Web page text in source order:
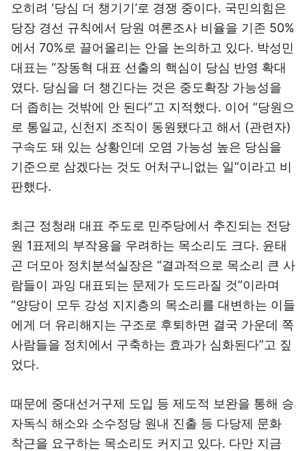
오히려 ‘당심 더 챙기기’로 경쟁 중이다. 국민의힘은
당장 경선 규칙에서 당원 여론조사 비율을 기존 50%
에서 70%로 끌어올리는 안을 논의하고 있다. 박성민
대표는 “장동혁 대표 선출의 핵심이 당심 반영 확대
였다. 당심을 더 챙긴다는 것은 중도확장 가능성을
더 좁히는 것밖에 안 된다”고 지적했다. 이어 “당원으
로 통일교, 신천지 조직이 동원됐다고 해서 (관련자)
구속도 돼 있는 상황인데 오염 가능성 높은 당심을
기준으로 삼겠다는 것도 어처구니없는 일”이라고 비
판했다.
최근 정청래 대표 주도로 민주당에서 추진되는 전당
원 1표제의 부작용을 우려하는 목소리도 크다. 윤태
곤 더모아 정치분석실장은 “결과적으로 목소리 큰 사
람들이 과잉 대표되는 문제가 도드라질 것”이라며
“양당이 모두 강성 지지층의 목소리를 대변하는 이들
에게 더 유리해지는 구조로 후퇴하면 결국 가운데 쪽
사람들을 정치에서 구축하는 효과가 심화된다”고 짚
었다.
때문에 중대선거구제 도입 등 제도적 보완을 통해 승
자독식 해소와 소수정당 원내 진출 등 다당제 문화
착근을 요구하는 목소리도 커지고 있다. 다만 지금